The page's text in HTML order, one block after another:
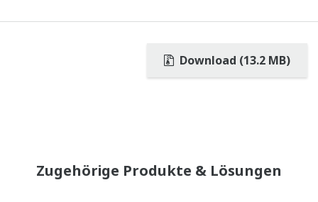
Download (13.2 MB)
Zugehörige Produkte & Lösungen